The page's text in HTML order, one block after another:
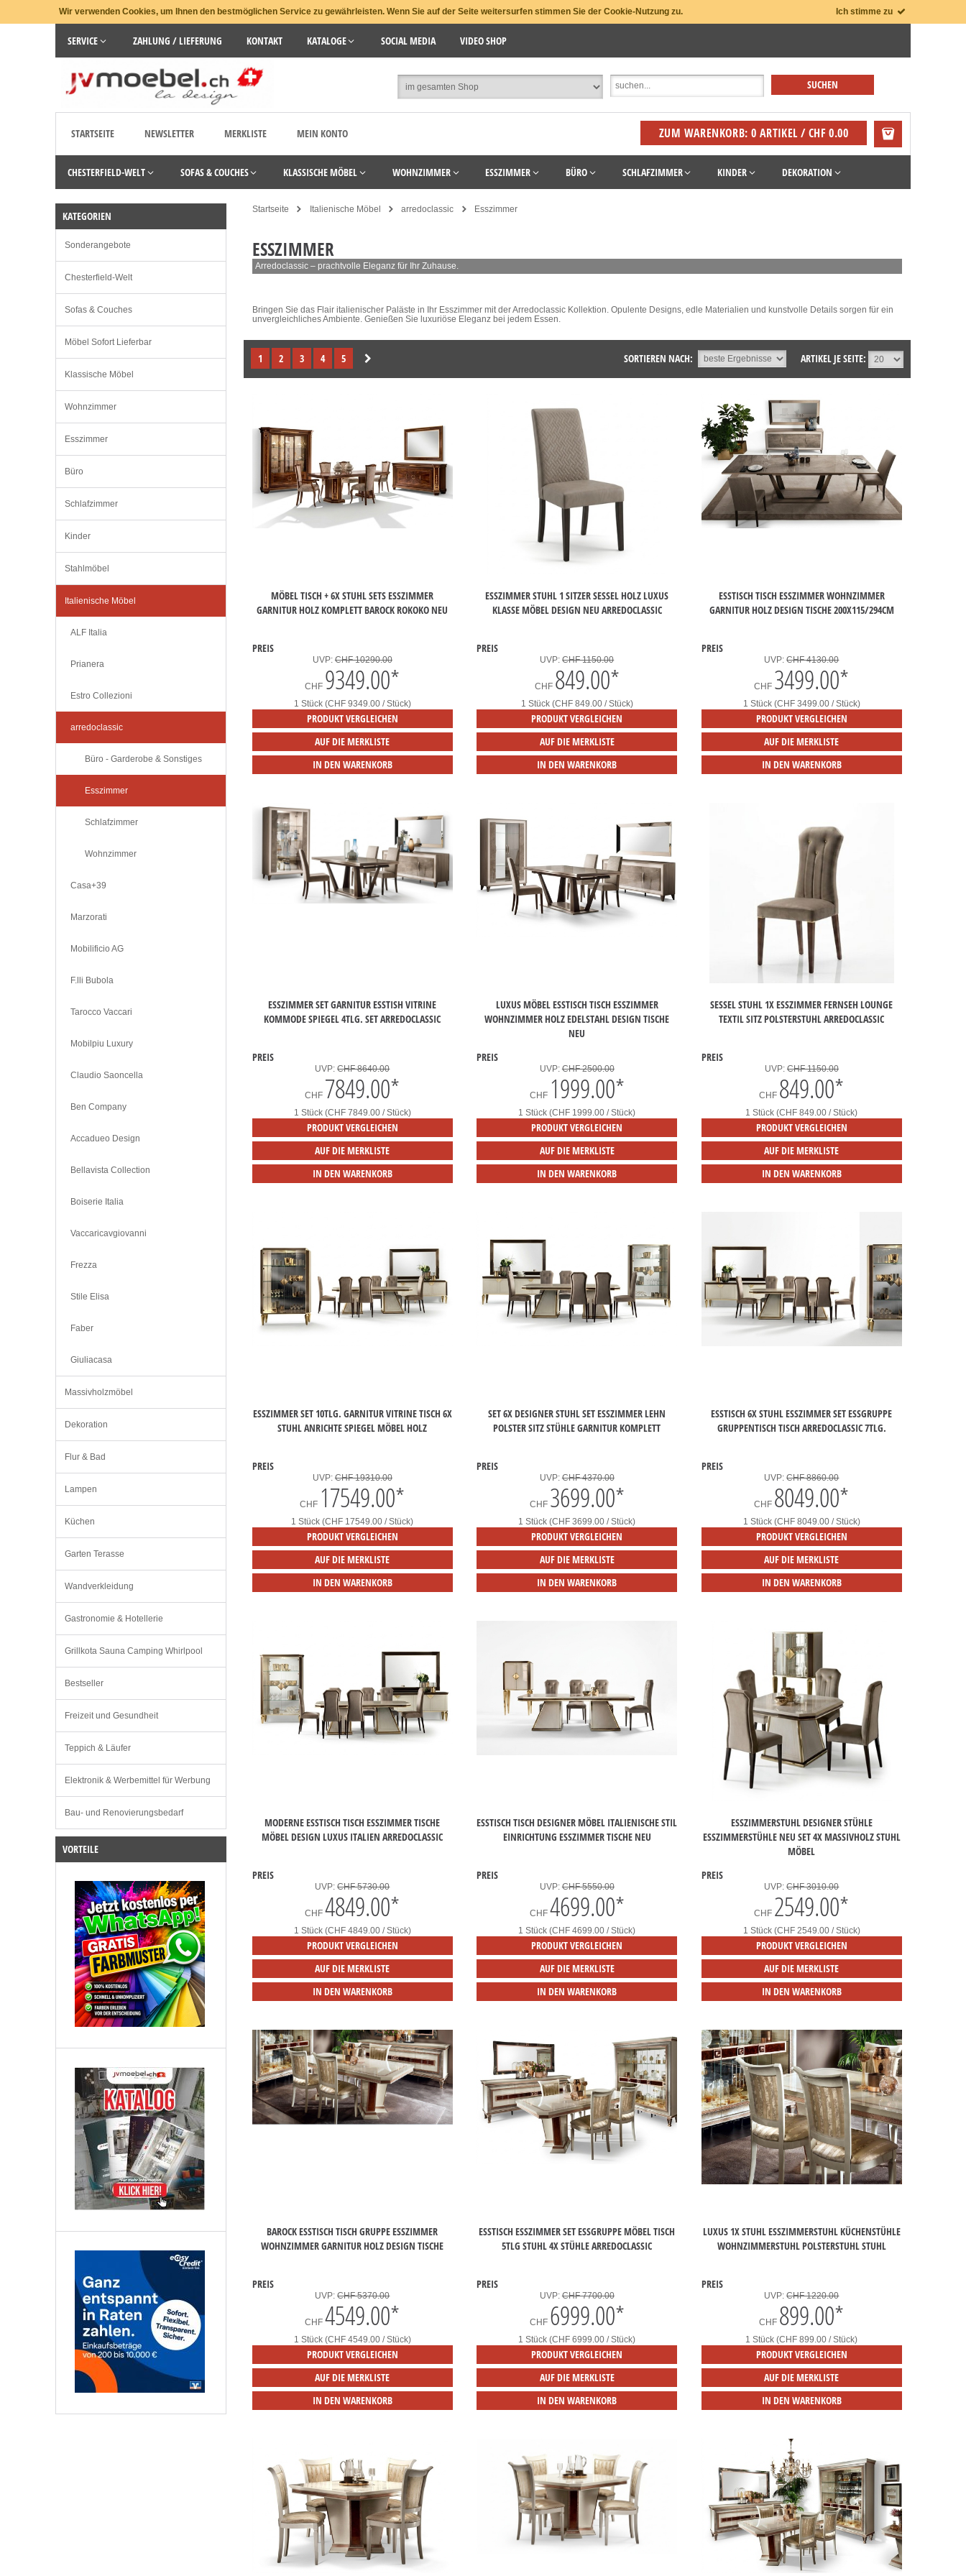
Wir verwenden Cookies, um Ihnen den bestmöglichen Service zu gewährleisten. Wenn Sie auf der Seite weitersurfen stimmen Sie der Cookie-Nutzung zu. Ich stimme zu
SERVICE ZAHLUNG / LIEFERUNG KONTAKT KATALOGE SOCIAL MEDIA VIDEO SHOP
STARTSEITE NEWSLETTER MERKLISTE MEIN KONTO ZUM WARENKORB: 0 ARTIKEL / CHF 0.00
CHESTERFIELD-WELT SOFAS & COUCHES KLASSISCHE MÖBEL WOHNZIMMER ESSZIMMER BÜRO SCHLAFZIMMER KINDER DEKORATION
Startseite Italienische Möbel arredoclassic Esszimmer
ESSZIMMER
Arredoclassic – prachtvolle Eleganz für Ihr Zuhause.
Bringen Sie das Flair italienischer Paläste in Ihr Esszimmer mit der Arredoclassic Kollektion. Opulente Designs, edle Materialien und kunstvolle Details sorgen für ein
unvergleichliches Ambiente. Genießen Sie luxuriöse Eleganz bei jedem Essen.
1 2 3 4 5 ARTIKEL JE SEITE:
SORTIEREN NACH:
MÖBEL TISCH + 6X STUHL SETS ESSZIMMER
GARNITUR HOLZ KOMPLETT BAROCK ROKOKO NEU
PREIS
UVP: CHF 10290.00
CHF 9349.00*
1 Stück (CHF 9349.00 / Stück)
PRODUKT VERGLEICHEN
AUF DIE MERKLISTE
IN DEN WARENKORB
ESSZIMMER STUHL 1 SITZER SESSEL HOLZ LUXUS
KLASSE MÖBEL DESIGN NEU ARREDOCLASSIC
PREIS
UVP:CHF 1150.00
CHF 849.00*
1 Stück (CHF 849.00 / Stück)
PRODUKT VERGLEICHEN
AUF DIE MERKLISTE
IN DEN WARENKORB
ESSTISCH TISCH ESSZIMMER WOHNZIMMER
GARNITUR HOLZ DESIGN TISCHE 200X115/294CM
PREIS
UVP:CHF 4130.00
CHF 3499.00*
1 Stück (CHF 3499.00 / Stück)
PRODUKT VERGLEICHEN
AUF DIE MERKLISTE
IN DEN WARENKORB
ESSZIMMER SET GARNITUR ESSTISH VITRINE
KOMMODE SPIEGEL 4TLG. SET ARREDOCLASSIC
PREIS
UVP:CHF 8640.00
CHF 7849.00*
1 Stück (CHF 7849.00 / Stück)
PRODUKT VERGLEICHEN
AUF DIE MERKLISTE
IN DEN WARENKORB
LUXUS MÖBEL ESSTISCH TISCH ESSZIMMER
WOHNZIMMER HOLZ EDELSTAHL DESIGN TISCHE
NEU
PREIS
UVP:CHF 2500.00
CHF 1999.00*
1 Stück (CHF 1999.00 / Stück)
PRODUKT VERGLEICHEN
AUF DIE MERKLISTE
IN DEN WARENKORB
SESSEL STUHL 1X ESSZIMMER FERNSEH LOUNGE
TEXTIL SITZ POLSTERSTUHL ARREDOCLASSIC
PREIS
UVP: CHF 1150.00
CHF 849.00*
1 Stück (CHF 849.00 / Stück)
PRODUKT VERGLEICHEN
AUF DIE MERKLISTE
IN DEN WARENKORB
ESSZIMMER SET 10TLG. GARNITUR VITRINE TISCH 6X
STUHL ANRICHTE SPIEGEL MÖBEL HOLZ
PREIS
UVP: CHF 19310.00
CHF 17549.00*
1 Stück (CHF 17549.00 / Stück)
PRODUKT VERGLEICHEN
AUF DIE MERKLISTE
IN DEN WARENKORB
SET 6X DESIGNER STUHL SET ESSZIMMER LEHN
POLSTER SITZ STÜHLE GARNITUR KOMPLETT
PREIS
UVP:CHF 4370.00
CHF 3699.00*
1 Stück (CHF 3699.00 / Stück)
PRODUKT VERGLEICHEN
AUF DIE MERKLISTE
IN DEN WARENKORB
ESSTISCH 6X STUHL ESSZIMMER SET ESSGRUPPE
GRUPPENTISCH TISCH ARREDOCLASSIC 7TLG.
PREIS
UVP:CHF 8860.00
CHF 8049.00*
1 Stück (CHF 8049.00 / Stück)
PRODUKT VERGLEICHEN
AUF DIE MERKLISTE
IN DEN WARENKORB
MODERNE ESSTISCH TISCH ESSZIMMER TISCHE
MÖBEL DESIGN LUXUS ITALIEN ARREDOCLASSIC
PREIS
UVP:CHF 5730.00
CHF 4849.00*
1 Stück (CHF 4849.00 / Stück)
PRODUKT VERGLEICHEN
AUF DIE MERKLISTE
IN DEN WARENKORB
ESSTISCH TISCH DESIGNER MÖBEL ITALIENISCHE STIL
EINRICHTUNG ESSZIMMER TISCHE NEU
PREIS
UVP:CHF 5550.00
CHF 4699.00*
1 Stück (CHF 4699.00 / Stück)
PRODUKT VERGLEICHEN
AUF DIE MERKLISTE
IN DEN WARENKORB
ESSZIMMERSTUHL DESIGNER STÜHLE
ESSZIMMERSTÜHLE NEU SET 4X MASSIVHOLZ STUHL
MÖBEL
PREIS
UVP:CHF 3010.00
CHF 2549.00*
1 Stück (CHF 2549.00 / Stück)
PRODUKT VERGLEICHEN
AUF DIE MERKLISTE
IN DEN WARENKORB
BAROCK ESSTISCH TISCH GRUPPE ESSZIMMER
WOHNZIMMER GARNITUR HOLZ DESIGN TISCHE
PREIS
UVP:CHF 5370.00
CHF 4549.00*
1 Stück (CHF 4549.00 / Stück)
PRODUKT VERGLEICHEN
AUF DIE MERKLISTE
IN DEN WARENKORB
ESSTISCH ESSZIMMER SET ESSGRUPPE MÖBEL TISCH
5TLG STUHL 4X STÜHLE ARREDOCLASSIC
PREIS
UVP:CHF 7700.00
CHF 6999.00*
1 Stück (CHF 6999.00 / Stück)
PRODUKT VERGLEICHEN
AUF DIE MERKLISTE
IN DEN WARENKORB
LUXUS 1X STUHL ESSZIMMERSTUHL KÜCHENSTÜHLE
WOHNZIMMERSTUHL POLSTERSTUHL STUHL
PREIS
UVP:CHF 1220.00
CHF 899.00*
1 Stück (CHF 899.00 / Stück)
PRODUKT VERGLEICHEN
AUF DIE MERKLISTE
IN DEN WARENKORB
KATEGORIEN
Sonderangebote
Chesterfield-Welt
Sofas & Couches
Möbel Sofort Lieferbar
Klassische Möbel
Wohnzimmer
Esszimmer
Büro
Schlafzimmer
Kinder
Stahlmöbel
Italienische Möbel
ALF Italia
Prianera
Estro Collezioni
arredoclassic
Büro - Garderobe & Sonstiges
Esszimmer
Schlafzimmer
Wohnzimmer
Casa+39
Marzorati
Mobilificio AG
F.lli Bubola
Tarocco Vaccari
Mobilpiu Luxury
Claudio Saoncella
Ben Company
Accadueo Design
Bellavista Collection
Boiserie Italia
Vaccaricavgiovanni
Frezza
Stile Elisa
Faber
Giuliacasa
Massivholzmöbel
Dekoration
Flur & Bad
Lampen
Küchen
Garten Terasse
Wandverkleidung
Gastronomie & Hotellerie
Grillkota Sauna Camping Whirlpool
Bestseller
Freizeit und Gesundheit
Teppich & Läufer
Elektronik & Werbemittel für Werbung
Bau- und Renovierungsbedarf
VORTEILE